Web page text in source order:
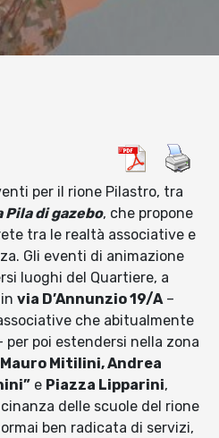
per il rione Pilastro, tra
Pila di gazebo, che propone
tra le realtà associative e
Gli eventi di animazione
luoghi del Quartiere, a
via D’Annunzio 19/A–
che abitualmente
per poi estendersi nella zona
Mitilini, Andrea
e Piazza Lipparini,
delle scuole del rione
ben radicata di servizi,